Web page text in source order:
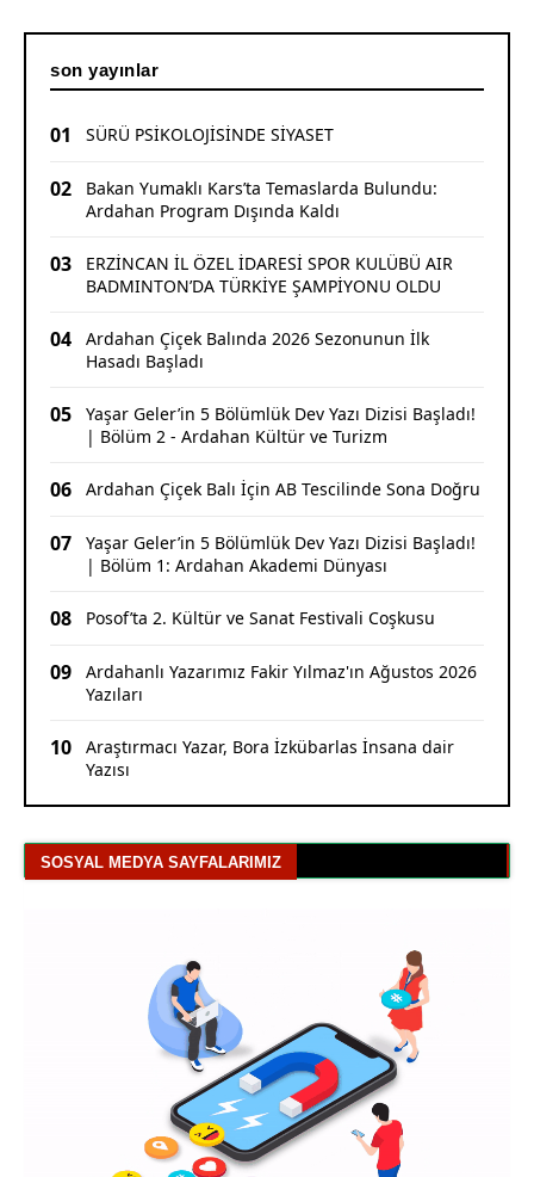
son yayınlar
01 SÜRÜ PSİKOLOJİSİNDE SİYASET
02
Bakan Yumaklı Kars’ta Temaslarda Bulundu:
Ardahan Program Dışında Kaldı
03
ERZİNCAN İL ÖZEL İDARESİ SPOR KULÜBÜ AIR
BADMINTON’DA TÜRKİYE ŞAMPİYONU OLDU
04
Ardahan Çiçek Balında 2026 Sezonunun İlk
Hasadı Başladı
05
Yaşar Geler’in 5 Bölümlük Dev Yazı Dizisi Başladı!
| Bölüm 2 - Ardahan Kültür ve Turizm
06 Ardahan Çiçek Balı İçin AB Tescilinde Sona Doğru
07
Yaşar Geler’in 5 Bölümlük Dev Yazı Dizisi Başladı!
| Bölüm 1: Ardahan Akademi Dünyası
08 Posof’ta 2. Kültür ve Sanat Festivali Coşkusu
09
Ardahanlı Yazarımız Fakir Yılmaz'ın Ağustos 2026
Yazıları
10
Araştırmacı Yazar, Bora İzkübarlas İnsana dair
Yazısı
SOSYAL MEDYA SAYFALARIMIZ